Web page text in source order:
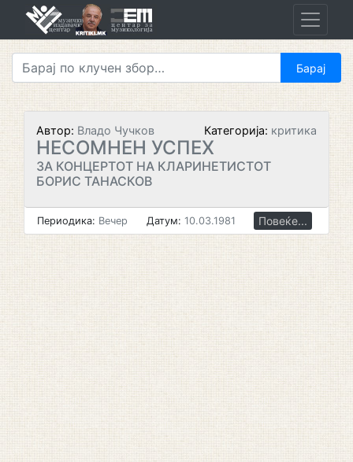
Автор: Владо Чучков Категорија: критика
НЕСОМНЕН УСПЕХ
ЗА КОНЦЕРТОТ НА КЛАРИНЕТИСТОТ
БОРИС ТАНАСКОВ
Периодика: Вечер Датум: 10.03.1981 Повеќе...